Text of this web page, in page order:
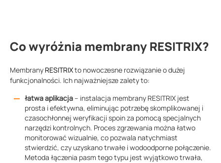
Co wyróżnia membrany RESITRIX?
Membrany RESITRIXto nowoczesne rozwiązanie o dużej
funkcjonalności. Ich najważniejsze zalety to:
łatwa aplikacja– instalacja membrany RESITRIX jest
prosta i efektywna, eliminując potrzebę skomplikowanej i
czasochłonnej weryfikacji spoin za pomocą specjalnych
narzędzi kontrolnych. Proces zgrzewania można łatwo
monitorować wizualnie, co pozwala natychmiast
stwierdzić, czy uzyskano trwałe i wodoodporne połączenie.
Metoda łączenia pasm tego typu jest wyjątkowo trwała,